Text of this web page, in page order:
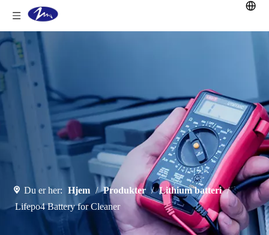
Du er her: Hjem / Produkter / Lithium batteri /
Lifepo4 Battery for Cleaner